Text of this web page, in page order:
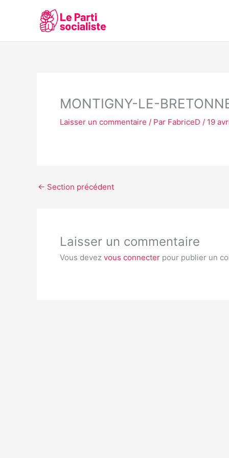
MONTIGNY-LE-
Laisser un commentaire / Par FabriceD / 19
← Section précédent
Laisser un commentaire
Vous devez vous connecter pour publier un